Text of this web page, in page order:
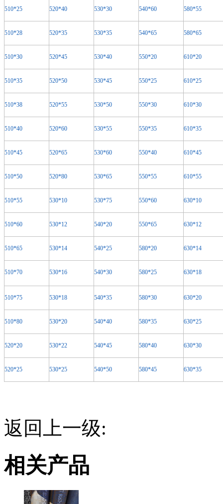
510*25 520*40 530*30 540*60 580*55
510*28 520*35 530*35 540*65 580*65
510*30 520*45 530*40 550*20 610*20
510*35 520*50 530*45 550*25 610*25
510*38 520*55 530*50 550*30 610*30
510*40 520*60 530*55 550*35 610*35
510*45 520*65 530*60 550*40 610*45
510*50 520*80 530*65 550*55 610*55
510*55 530*10 530*75 550*60 630*10
510*60 530*12 540*20 550*65 630*12
510*65 530*14 540*25 580*20 630*14
510*70 530*16 540*30 580*25 630*18
510*75 530*18 540*35 580*30 630*20
510*80 530*20 540*40 580*35 630*25
520*20 530*22 540*45 580*40 630*30
520*25 530*25 540*50 580*45 630*35
返回上一级:
相关产品